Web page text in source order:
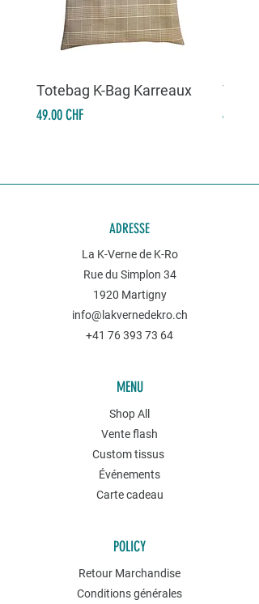
Totebag K-Bag Karreaux
Prix
49.00 CHF Prix
49.00
ADRESSE
La K-Verne de K-Ro
Rue du Simplon 34
1920 Martigny
info@lakvernedekro.ch
+41 76 393 73 64
MENU
Shop All
Vente flash
Custom tissus
Événements
Carte cadeau
POLICY
Retour Marchandise
Conditions générales